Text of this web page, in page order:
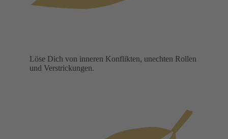
Löse Dich von inneren Konflikten, unechten Rollen
und Verstrickungen.